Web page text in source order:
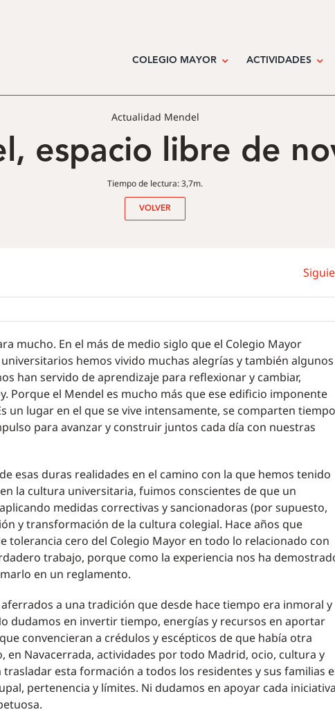
COLEGIO MAYOR
ACTIVIDADES
Actualidad Mendel
espacio libre de
Tiempo de lectura: 3,7m.
VOLVER
mucho. En el más de medio siglo que el Colegio Mayor
hemos vivido muchas alegrías y también algunos
han servido de aprendizaje para reflexionar y cambiar,
Porque el Mendel es mucho más que ese edificio imponente
un lugar en el que se vive intensamente, se comparten tiempo
para avanzar y construir juntos cada día con nuestras
esas duras realidades en el camino con la que hemos tenido
la cultura universitaria, fuimos conscientes de que un
medidas correctivas y sancionadoras (por supuesto,
y transformación de la cultura colegial. Hace años que
tolerancia cero del Colegio Mayor en todo lo relacionado con
trabajo, porque como la experiencia nos ha
en un reglamento.
a una tradición que desde hace tiempo era inmoral y
dudamos en invertir tiempo, energías y recursos en aportar
convencieran a crédulos y escépticos de que había otra
en Navacerrada, actividades por todo Madrid, ocio, cultura y
esta formación a todos los residentes y sus familias
pertenencia y límites. Ni dudamos en apoyar cada iniciativa